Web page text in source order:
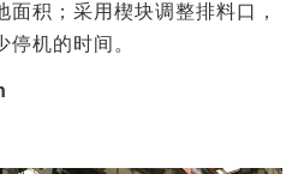
积；采用楔块调整排料口，
机的时间。